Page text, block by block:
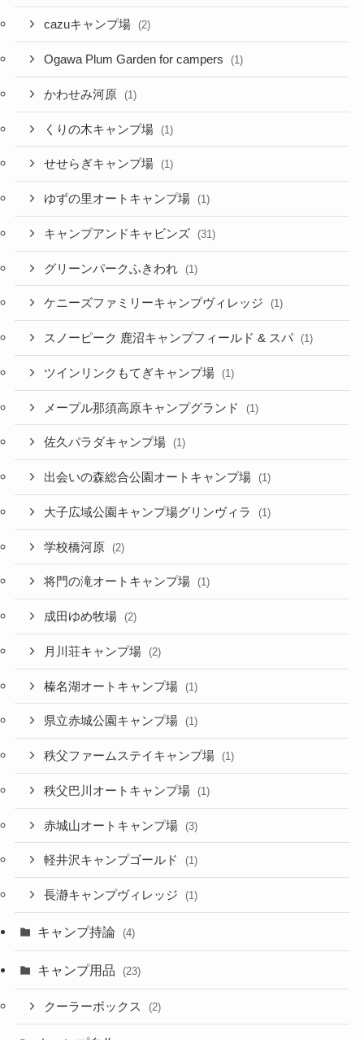
cazuキャンプ場 (2)
Ogawa Plum Garden for campers (1)
かわせみ河原 (1)
くりの木キャンプ場 (1)
せせらぎキャンプ場 (1)
ゆずの里オートキャンプ場 (1)
キャンプアンドキャビンズ (31)
グリーンパークふきわれ (1)
ケニーズファミリーキャンプヴィレッジ (1)
スノーピーク 鹿沼キャンプフィールド & スパ (1)
ツインリンクもてぎキャンプ場 (1)
メープル那須高原キャンプグランド (1)
佐久パラダキャンプ場 (1)
出会いの森総合公園オートキャンプ場 (1)
大子広域公園キャンプ場グリンヴィラ (1)
学校橋河原 (2)
将門の滝オートキャンプ場 (1)
成田ゆめ牧場 (2)
月川荘キャンプ場 (2)
榛名湖オートキャンプ場 (1)
県立赤城公園キャンプ場 (1)
秩父ファームステイキャンプ場 (1)
秩父巴川オートキャンプ場 (1)
赤城山オートキャンプ場 (3)
軽井沢キャンプゴールド (1)
長瀞キャンプヴィレッジ (1)
キャンプ持論 (4)
キャンプ用品 (23)
クーラーボックス (2)